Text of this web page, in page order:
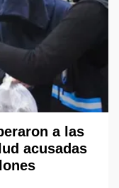
a las
acusadas